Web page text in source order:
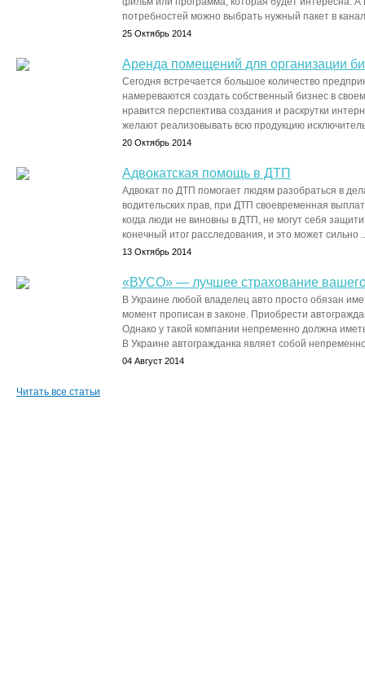
потребностей можно выбрать нужный пакет в
25 Октябрь 2014
Аренда помещений для организации
Сегодня встречается большое количество
намереваются создать собственный бизнес в
нравится перспектива создания и раскрутки
желают реализовывать всю продукцию
20 Октябрь 2014
Адвокатская помощь в ДТП
Адвокат по ДТП помогает людям разобраться в
водительских прав, при ДТП своевременная
когда люди не виновны в ДТП, не могут себя
конечный итог расследования, и это может сильно
13 Октябрь 2014
«ВУСО» — лучшее страхование
В Украине любой владелец авто просто обязан
момент прописан в законе. Приобрести
Однако у такой компании непременно должна
В Украине автогражданка являет собой
04 Август 2014
Читать все статьи